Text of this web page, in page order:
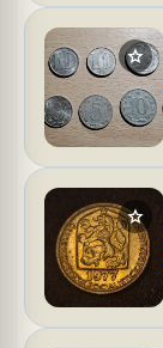
star
star